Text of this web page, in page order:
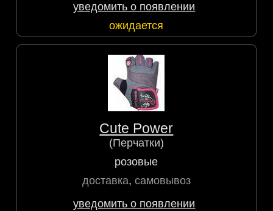
уведомить о появлении
ожидается
Cute Power
(Перчатки)
розовые
доставка, самовывоз
уведомить о появлении